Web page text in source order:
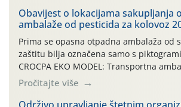
Obavijest o lokacijama sakupljanja
ambalaže od pesticida za kolovoz
Prima se opasna otpadna ambalaža od
zaštitu bilja označena samo s
CROCPA EKO MODEL: Transportna
ambalaža drugih proizvoda koji nisu
bilja (npr. ambalaža od mineralnih
prihvaća. Korisnicima je osiguran
Pročitajte više